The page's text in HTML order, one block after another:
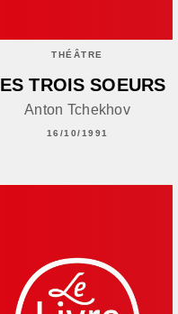
THÉÂTRE
TROIS SOEURS
Anton Tchekhov
16/10/1991